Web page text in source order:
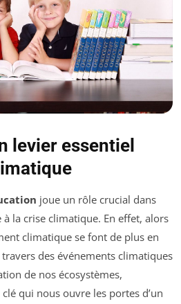
levier essentiel
joue un rôle crucial dans
la crise climatique. En effet, alors
climatique se font de plus en
des événements climatiques
de nos écosystèmes,
qui nous ouvre les portes d’un